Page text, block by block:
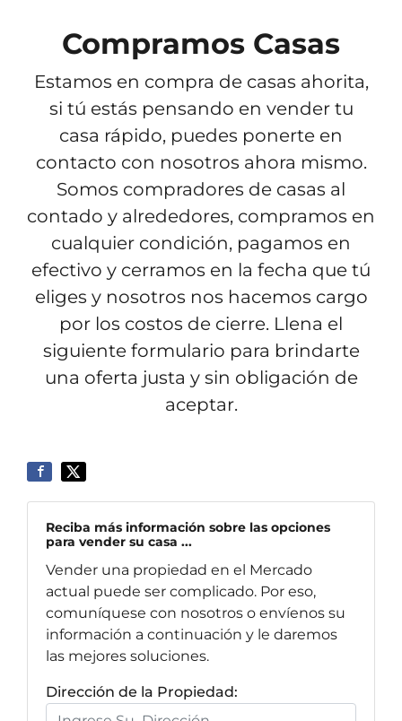
Compramos Casas
Estamos en compra de casas ahorita,
si tú estás pensando en vender tu
casa rápido, puedes ponerte en
contacto con nosotros ahora mismo.
Somos compradores de casas al
contado y alrededores, compramos en
cualquier condición, pagamos en
efectivo y cerramos en la fecha que tú
eliges y nosotros nos hacemos cargo
por los costos de cierre. Llena el
siguiente formulario para brindarte
una oferta justa y sin obligación de
aceptar.
Reciba más información sobre las opciones
para vender su casa ...
Vender una propiedad en el Mercado
actual puede ser complicado. Por eso,
comuníquese con nosotros o envíenos su
información a continuación y le daremos
las mejores soluciones.
Dirección de la Propiedad: